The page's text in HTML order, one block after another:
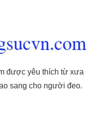
được yêu thích từ xưa
sang cho người đeo.